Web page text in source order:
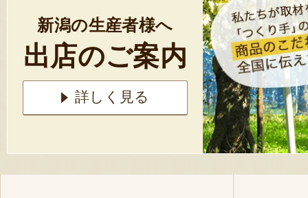
新潟の生産者様へ
出店のご案内
詳しく見る